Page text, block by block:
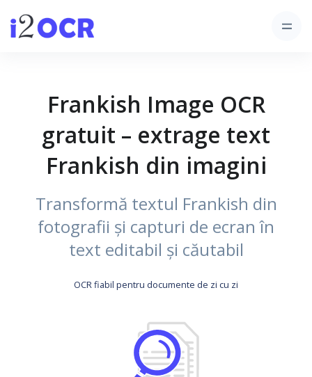
Frankish Image OCR
gratuit – extrage text
Frankish din imagini
Transformă textul Frankish din
fotografii și capturi de ecran în
text editabil și căutabil
OCR fiabil pentru documente de zi cu zi